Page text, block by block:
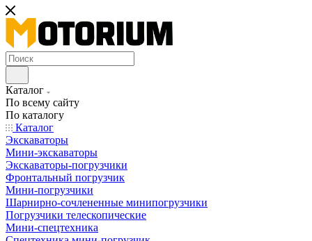
Каталог
По всему сайту
По каталогу
Каталог
Экскаваторы
Мини-экскаваторы
Экскаваторы-погрузчики
Фронтальный погрузчик
Мини-погрузчики
Шарнирно-сочлененные минипогрузчики
Погрузчики телескопические
Мини-спецтехника